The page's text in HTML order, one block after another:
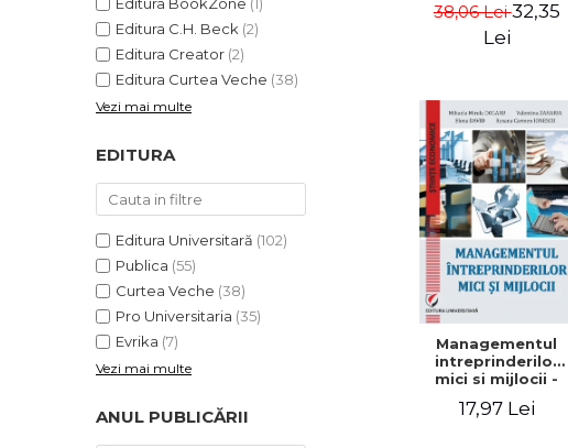
Editura C.H. Beck (2)
Editura Creator (2)
Editura Curtea Veche (38)
Vezi mai multe
EDITURA
Editura Universitară (102)
Publica (55)
Curtea Veche (38)
Pro Universitaria (35)
Evrika (7)
Vezi mai multe
ANUL PUBLICĂRII
Catalina Stefan
38,06 Lei32,35
Lei
Managementul
intreprinderilor
mici si mijlocii -
Elena David,
Mihaela-Mirela
17,97 Lei